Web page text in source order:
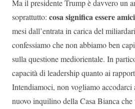
Ma il presidente Trump è davvero un
soprattutto: cosa significa essere
mesi dall’entrata in carica del
confessiamo che non abbiamo ben
sulla questione mediorientale. In
capacità di leadership quanto ai
Intendiamoci, non vogliamo
nuovo inquilino della Casa Bianca che